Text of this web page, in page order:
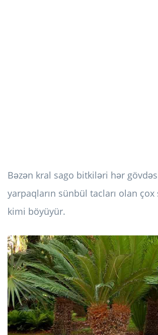
Bəzən kral sago bitkiləri hər
yarpaqların sünbül tacları olan çox
kimi böyüyür.